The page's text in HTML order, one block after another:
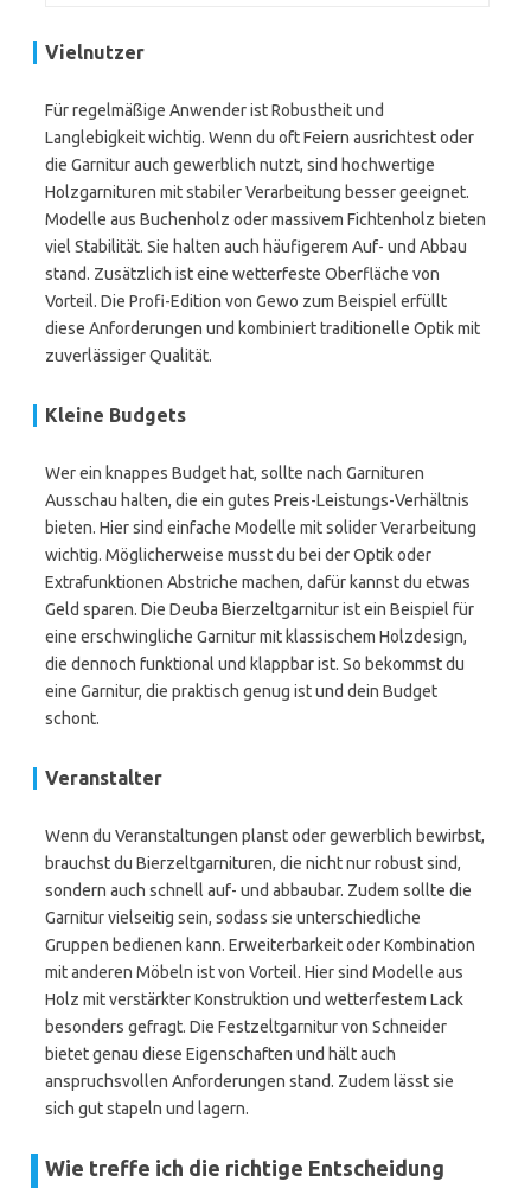
Vielnutzer
Für regelmäßige Anwender ist Robustheit und
Langlebigkeit wichtig. Wenn du oft Feiern ausrichtest oder
die Garnitur auch gewerblich nutzt, sind hochwertige
Holzgarnituren mit stabiler Verarbeitung besser geeignet.
Modelle aus Buchenholz oder massivem Fichtenholz bieten
viel Stabilität. Sie halten auch häufigerem Auf- und Abbau
stand. Zusätzlich ist eine wetterfeste Oberfläche von
Vorteil. Die Profi-Edition von Gewo zum Beispiel erfüllt
diese Anforderungen und kombiniert traditionelle Optik mit
zuverlässiger Qualität.
Kleine Budgets
Wer ein knappes Budget hat, sollte nach Garnituren
Ausschau halten, die ein gutes Preis-Leistungs-Verhältnis
bieten. Hier sind einfache Modelle mit solider Verarbeitung
wichtig. Möglicherweise musst du bei der Optik oder
Extrafunktionen Abstriche machen, dafür kannst du etwas
Geld sparen. Die Deuba Bierzeltgarnitur ist ein Beispiel für
eine erschwingliche Garnitur mit klassischem Holzdesign,
die dennoch funktional und klappbar ist. So bekommst du
eine Garnitur, die praktisch genug ist und dein Budget
schont.
Veranstalter
Wenn du Veranstaltungen planst oder gewerblich bewirbst,
brauchst du Bierzeltgarnituren, die nicht nur robust sind,
sondern auch schnell auf- und abbaubar. Zudem sollte die
Garnitur vielseitig sein, sodass sie unterschiedliche
Gruppen bedienen kann. Erweiterbarkeit oder Kombination
mit anderen Möbeln ist von Vorteil. Hier sind Modelle aus
Holz mit verstärkter Konstruktion und wetterfestem Lack
besonders gefragt. Die Festzeltgarnitur von Schneider
bietet genau diese Eigenschaften und hält auch
anspruchsvollen Anforderungen stand. Zudem lässt sie
sich gut stapeln und lagern.
Wie treffe ich die richtige Entscheidung